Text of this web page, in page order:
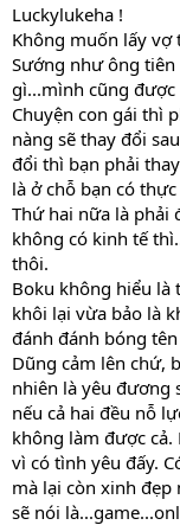
Luckylukeha !
Không muốn lấy vợ
Sướng như ông
gì...mình cũng
Chuyện con gái thì
nàng sẽ thay đổi
đổi thì bạn phải
là ở chỗ bạn có
Thứ hai nữa là phải
không có kinh tế
thôi.
Boku không hiểu là
khôi lại vừa bảo là
đánh đánh bóng
Dũng cảm lên chứ,
nhiên là yêu đương
nếu cả hai đều nỗ
không làm được
vì có tình yêu đấy.
mà lại còn xinh đẹp
sẽ nói